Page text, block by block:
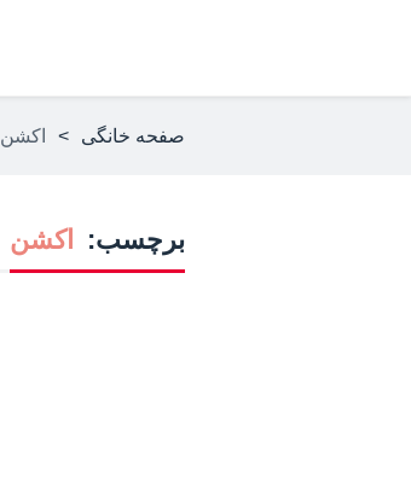
صفحه خانگی > اکشن
برچسب: اکشن